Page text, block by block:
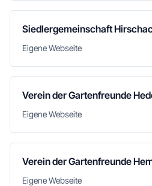
Siedlergemeinschaft
Eigene Webseite
Verein der Gartenfreunde
Eigene Webseite
Verein der Gartenfreunde
Eigene Webseite